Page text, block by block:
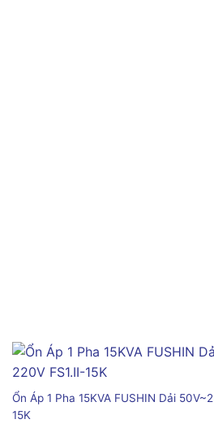
Ổn Áp 1 Pha 15KVA FUSHIN Dải
15K